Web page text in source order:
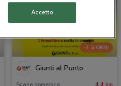
-3 GIORNI
Giunti al Punto
Accetto